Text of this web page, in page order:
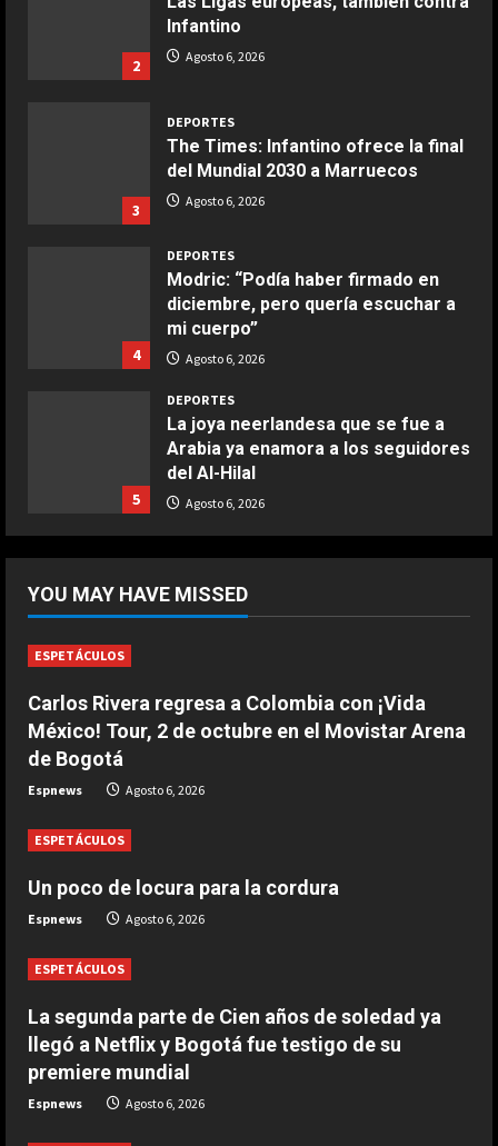
COCINA
Ensalada de espinacas deliciosa
COCINA
aire
COCINA
Buñuelos de alcachofas
5
COCINA
2
Infantino
Agosto 6, 2026
3
DEPORTES
The Times: Infantino ofrece la final
del Mundial 2030 a Marruecos
Agosto 6, 2026
4
DEPORTES
Modric: “Podía haber firmado en
diciembre, pero quería escuchar a
mi cuerpo”
Agosto 6, 2026
5
DEPORTES
La joya neerlandesa que se fue a
Arabia ya enamora a los seguidores
del Al-Hilal
Agosto 6, 2026
pero reconoce que “se cometieron
errores”
2
DEPORTES
Las Ligas europeas, también contra
3
del Mundial 2030 a Marruecos
Agosto 6, 2026
4
diciembre, pero quería escuchar a
mi cuerpo”
Agosto 6, 2026
YOU MAY HAVE MISSED
ESPETÁCULOS
Carlos Rivera regresa a Colombia con ¡Vida
México! Tour, 2 de octubre en el Movistar Arena
de Bogotá
Espnews Agosto 6, 2026
ESPETÁCULOS
Un poco de locura para la cordura
Espnews Agosto 6, 2026
ESPETÁCULOS
La segunda parte de Cien años de soledad ya
llegó a Netflix y Bogotá fue testigo de su
premiere mundial
Espnews Agosto 6, 2026